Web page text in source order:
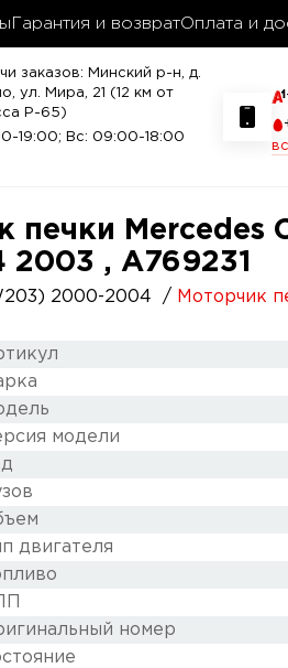
Гарантия и возвратОплата и
заказов: Минский р-н, д.
ул. Мира, 21 (12 км от
P-65)
19:00; Вс: 09:00-18:00
печки
, A769231
2000-2004 Моторчик
модели
двигателя
номер